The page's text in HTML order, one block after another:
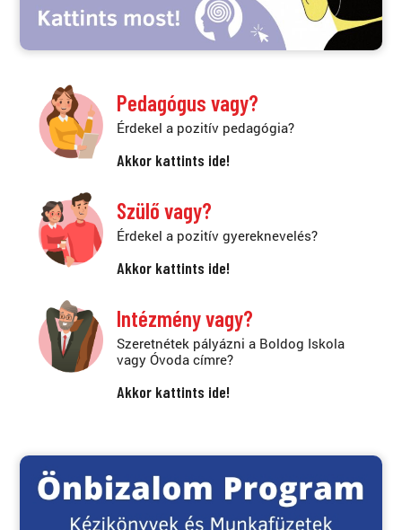
Pedagógus vagy?
Érdekel a pozitív pedagógia?
Akkor kattints ide!
Szülő vagy?
Érdekel a pozitív gyereknevelés?
Akkor kattints ide!
Intézmény vagy?
Szeretnétek pályázni a Boldog Iskola
vagy Óvoda címre?
Akkor kattints ide!